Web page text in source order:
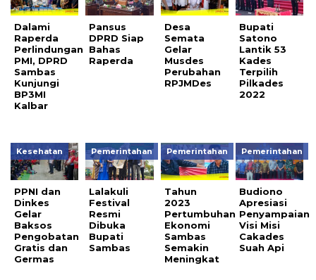
Dalami
Raperda
Perlindungan
PMI, DPRD
Sambas
Kunjungi
BP3MI
Kalbar
Pansus
DPRD Siap
Bahas
Raperda
Desa
Semata
Gelar
Musdes
Perubahan
RPJMDes
Bupati
Satono
Lantik 53
Kades
Terpilih
Pilkades
2022
Kesehatan
PPNI dan
Dinkes
Gelar
Baksos
Pengobatan
Gratis dan
Germas
Pemerintahan
Lalakuli
Festival
Resmi
Dibuka
Bupati
Sambas
Pemerintahan
Tahun
2023
Pertumbuhan
Ekonomi
Sambas
Semakin
Meningkat
Pemerintahan
Budiono
Apresiasi
Penyampaian
Visi Misi
Cakades
Suah Api